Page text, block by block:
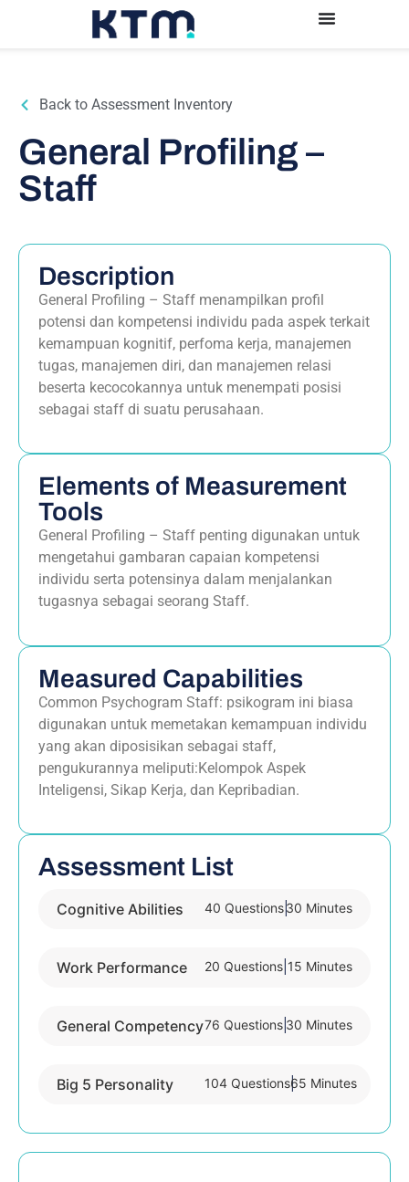
Back to Assessment Inventory
General Profiling –
Staff
Description
General Profiling – Staff menampilkan profil
potensi dan kompetensi individu pada aspek terkait
kemampuan kognitif, perfoma kerja, manajemen
tugas, manajemen diri, dan manajemen relasi
beserta kecocokannya untuk menempati posisi
sebagai staff di suatu perusahaan.
Elements of Measurement
Tools
General Profiling – Staff penting digunakan untuk
mengetahui gambaran capaian kompetensi
individu serta potensinya dalam menjalankan
tugasnya sebagai seorang Staff.
Measured Capabilities
Common Psychogram Staff: psikogram ini biasa
digunakan untuk memetakan kemampuan individu
yang akan diposisikan sebagai staff,
pengukurannya meliputi:Kelompok Aspek
Inteligensi, Sikap Kerja, dan Kepribadian.
Assessment List
Cognitive Abilities 40 Questions|30 Minutes
Work Performance 20 Questions|15 Minutes
General Competency76 Questions|30 Minutes
Big 5 Personality 104 Questions|65 Minutes